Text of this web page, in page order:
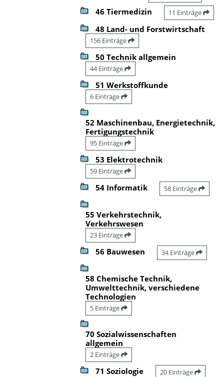
46 Tiermedizin 11 Einträge
48 Land- und Forstwirtschaft
156 Einträge
50 Technik allgemein
44 Einträge
51 Werkstoffkunde
6 Einträge
52 Maschinenbau, Energietechnik,
Fertigungstechnik
95 Einträge
53 Elektrotechnik
59 Einträge
54 Informatik 58 Einträge
55 Verkehrstechnik,
Verkehrswesen
23 Einträge
56 Bauwesen 34 Einträge
58 Chemische Technik,
Umwelttechnik, verschiedene
Technologien
5 Einträge
70 Sozialwissenschaften
allgemein
2 Einträge
71 Soziologie 20 Einträge